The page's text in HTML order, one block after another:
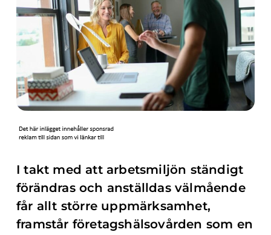
I takt med att arbetsmiljön ständigt
förändras och anställdas välmående
får allt större uppmärksamhet,
framstår företagshälsovården som en